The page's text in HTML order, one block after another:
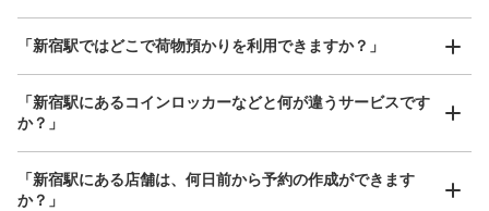
このコインロッカーの位置を見る
JR新宿駅 東コインロッカー
JR新宿駅駅から徒歩分
本日の営業時間
「新宿駅ではどこで荷物預かりを利用できますか？」
「新宿駅にあるコインロッカーなどと何が違うサービスです
か？」
「新宿駅にある店舗は、何日前から予約の作成ができます
か？」